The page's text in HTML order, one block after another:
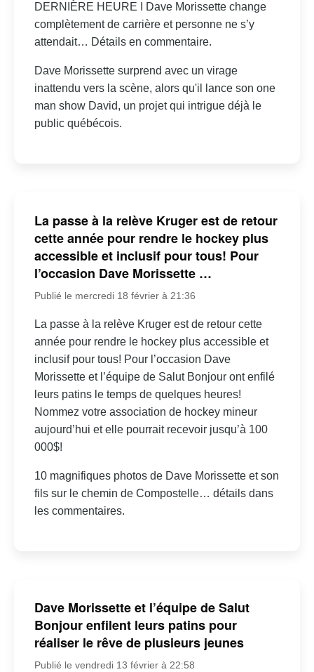
DERNIÈRE HEURE I Dave Morissette change
complètement de carrière et personne ne s’y
attendait… Détails en commentaire.
Dave Morissette surprend avec un virage
inattendu vers la scène, alors qu'il lance son one
man show David, un projet qui intrigue déjà le
public québécois.
La passe à la relève Kruger est de retour
cette année pour rendre le hockey plus
accessible et inclusif pour tous! Pour
l’occasion Dave Morissette …
Publié le mercredi 18 février à 21:36
La passe à la relève Kruger est de retour cette
année pour rendre le hockey plus accessible et
inclusif pour tous! Pour l’occasion Dave
Morissette et l’équipe de Salut Bonjour ont enfilé
leurs patins le temps de quelques heures!
Nommez votre association de hockey mineur
aujourd’hui et elle pourrait recevoir jusqu’à 100
000$!
10 magnifiques photos de Dave Morissette et son
fils sur le chemin de Compostelle… détails dans
les commentaires.
Dave Morissette et l’équipe de Salut
Bonjour enfilent leurs patins pour
réaliser le rêve de plusieurs jeunes
Publié le vendredi 13 février à 22:58